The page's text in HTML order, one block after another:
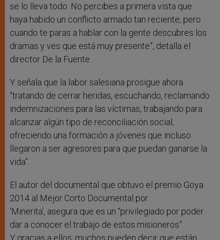
se lo lleva todo. No percibes a primera vista que
haya habido un conflicto armado tan reciente, pero
cuando te paras a hablar con la gente descubres los
dramas y ves que está muy presente”, detalla el
director De la Fuente.
Y señala que la labor salesiana prosigue ahora
“tratando de cerrar heridas, escuchando, reclamando
indemnizaciones para las víctimas, trabajando para
alcanzar algún tipo de reconciliación social,
ofreciendo una formación a jóvenes que incluso
llegaron a ser agresores para que puedan ganarse la
vida”.
El autor del documental que obtuvo el premio Goya
2014 al Mejor Corto Documental por
‘Minerita’, asegura que es un “privilegiado por poder
dar a conocer el trabajo de estos misioneros”.
Y gracias a ellos, muchos pueden decir que están